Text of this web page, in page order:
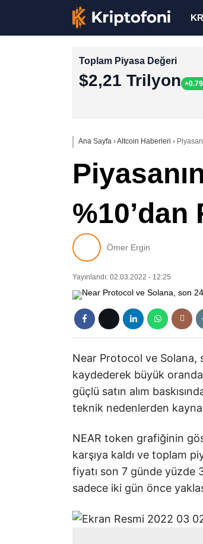
Toplam Piyasa Değeri
$2,21 Trilyon
Ana Sayfa ›Altcoin Haberleri ›
Ömer Ergin
Yayınlandı: 02.03.2022 - 12:25
Near Protocol ve Solana,
kaydederek büyük
güçlü satın alım
teknik nedenlerden
NEAR token grafiğinin
karşıya kaldı ve toplam
fiyatı son 7 günde yüzde
sadece iki gün önce